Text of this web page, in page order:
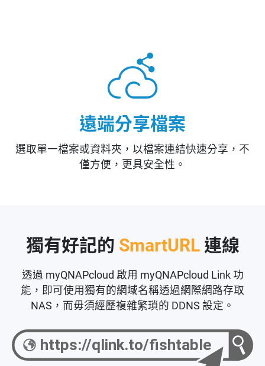
遠端分享檔案
選取單一檔案或資料夾，以檔案連結快速分享，不
僅方便，更具安全性。
獨有好記的 SmartURL連線
透過 myQNAPcloud 啟用 myQNAPcloud Link 功
能，即可使用獨有的網域名稱透過網際網路存取
NAS，而毋須經歷複雜繁瑣的 DDNS 設定。